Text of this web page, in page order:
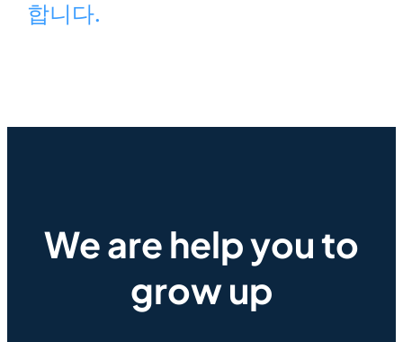
합니다.
We are help you to
grow up